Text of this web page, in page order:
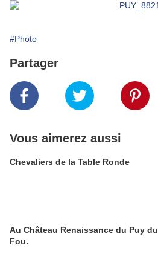
#Photo
Partager
Vous aimerez aussi
Chevaliers de la Table Ronde
Au Château Renaissance du Puy du
Fou.